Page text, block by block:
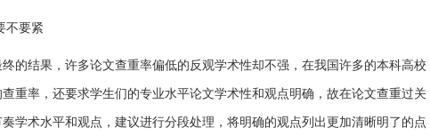
不要紧
的结果，许多论文查重率偏低的反观学术性却不强，在我国许多的本科高校
重率，还要求学生们的专业水平论文学术性和观点明确，故在论文查重过关
学术水平和观点，建议进行分段处理，将明确的观点列出更加清晰明了的点